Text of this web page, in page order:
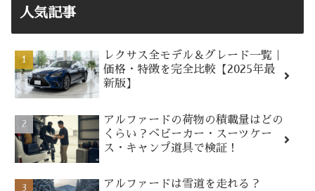
人気記事
レクサス全モデル＆グレード一覧｜
価格・特徴を完全比較【2025年最
新版】
アルファードの荷物の積載量はどの
くらい？ベビーカー・スーツケー
ス・キャンプ道具で検証！
アルファードは雪道を走れる？